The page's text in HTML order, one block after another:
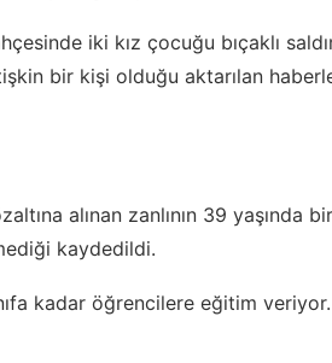
iki kız çocuğu bıçaklı
bir kişi olduğu aktarılan
alınan zanlının 39 yaşında
kaydedildi.
kadar öğrencilere eğitim veriyor.